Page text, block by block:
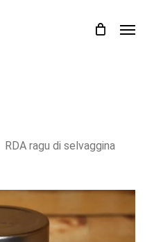
Close
RDA ragu di selvaggina